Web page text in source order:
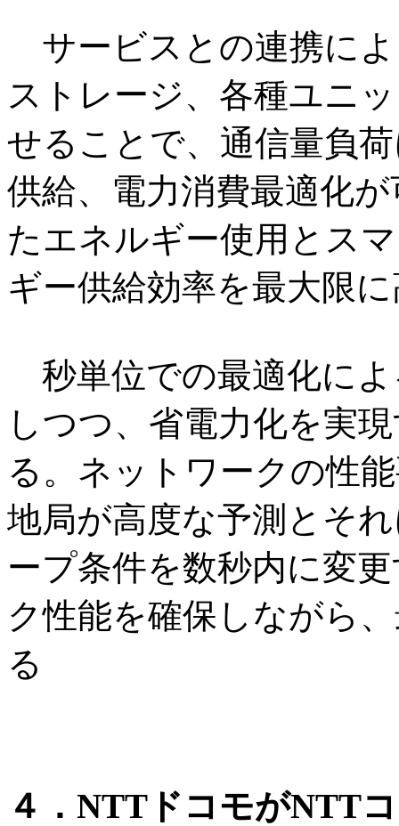
サービスとの連携に
ストレージ、各種ユニ
せることで、通信量負
供給、電力消費最適化
たエネルギー使用とス
ギー供給効率を最大限
秒単位での最適化によ
しつつ、省電力化を実
る。ネットワークの性
地局が高度な予測とそ
ープ条件を数秒内に変
ク性能を確保しながら
る
４．NTTドコモがNTT